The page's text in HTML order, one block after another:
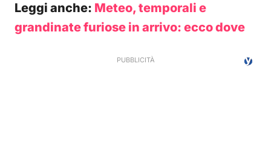
Leggi anche: Meteo, temporali e
grandinate furiose in arrivo: ecco dove